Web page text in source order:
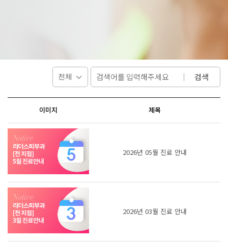
검색
이미지 제목
2026년 05월 진료 안내
2026년 03월 진료 안내